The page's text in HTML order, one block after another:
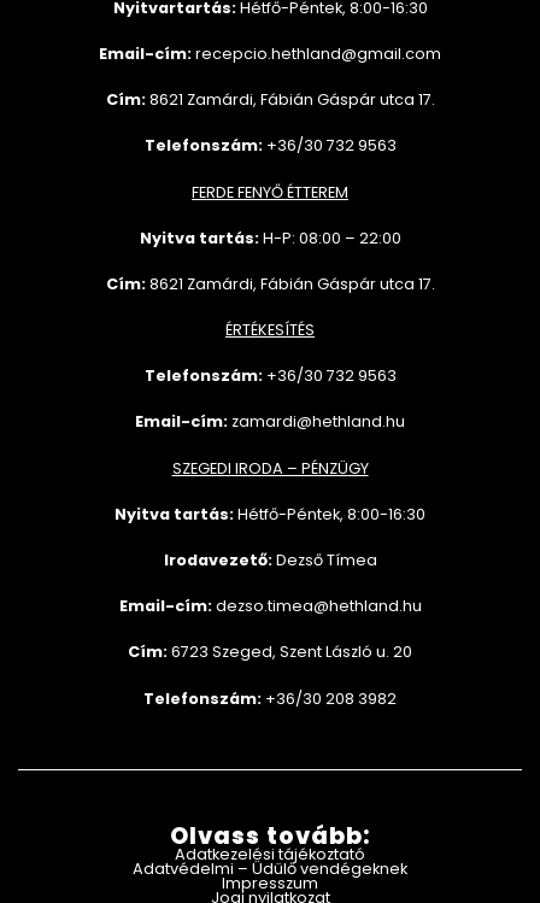
Nyitvartartás:Hétfő-Péntek, 8:00-16:30
Email-cím:recepcio.hethland@gmail.com
Cím:8621 Zamárdi, Fábián Gáspár utca 17.
Telefonszám: +36/30 732 9563
FERDE FENYŐ ÉTTEREM
Nyitva tartás:H-P: 08:00 – 22:00
Cím:8621 Zamárdi, Fábián Gáspár utca 17.
ÉRTÉKESÍTÉS
Telefonszám: +36/30 7329563
Email-cím: zamardi@hethland.hu
SZEGEDI IRODA – PÉNZÜGY
Nyitva tartás:Hétfő-Péntek, 8:00-16:30
Irodavezető:Dezső Tímea
Email-cím: dezso.timea@hethland.hu
Cím:6723 Szeged, Szent László u. 20
Telefonszám: +36/30 208 3982
Olvass tovább:
Adatkezelési tájékoztató
Adatvédelmi – Üdülő vendégeknek
Impresszum
Jogi nyilatkozat